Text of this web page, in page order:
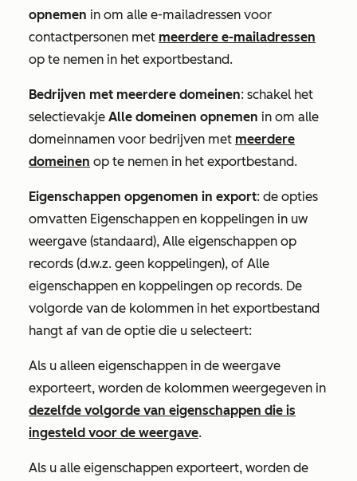
opnemen in om alle e-mailadressen voor
contactpersonen met meerdere e-mailadressen
op te nemen in het exportbestand.
Bedrijven met meerdere domeinen: schakel het
selectievakje Alle domeinen opnemen in om alle
domeinnamen voor bedrijven met meerdere
domeinen op te nemen in het exportbestand.
Eigenschappen opgenomen in export: de opties
omvatten Eigenschappen en koppelingen in uw
weergave (standaard), Alle eigenschappen op
records (d.w.z. geen koppelingen), of Alle
eigenschappen en koppelingen op records. De
volgorde van de kolommen in het exportbestand
hangt af van de optie die u selecteert:
Als u alleen eigenschappen in de weergave
exporteert, worden de kolommen weergegeven in
dezelfde volgorde van eigenschappen die is
ingesteld voor de weergave.
Als u alle eigenschappen exporteert, worden de